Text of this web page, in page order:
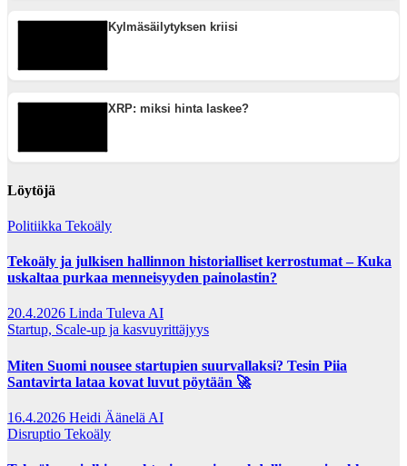
Kylmäsäilytyksen kriisi
XRP: miksi hinta laskee?
Löytöjä
Politiikka Tekoäly
Tekoäly ja julkisen hallinnon historialliset kerrostumat – Kuka
uskaltaa purkaa menneisyyden painolastin?
20.4.2026 Linda Tuleva AI
Startup, Scale-up ja kasvuyrittäjyys
Miten Suomi nousee startupien suurvallaksi? Tesin Piia
Santavirta lataa kovat luvut pöytään 🚀
16.4.2026 Heidi Äänelä AI
Disruptio Tekoäly